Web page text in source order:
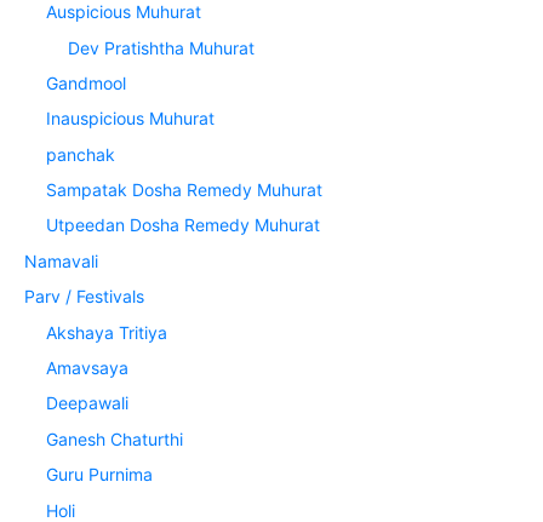
Auspicious Muhurat
Dev Pratishtha Muhurat
Gandmool
Inauspicious Muhurat
panchak
Sampatak Dosha Remedy Muhurat
Utpeedan Dosha Remedy Muhurat
Namavali
Parv / Festivals
Akshaya Tritiya
Amavsaya
Deepawali
Ganesh Chaturthi
Guru Purnima
Holi